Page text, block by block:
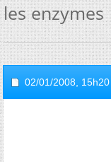
les enzymes
02/01/2008, 15h20